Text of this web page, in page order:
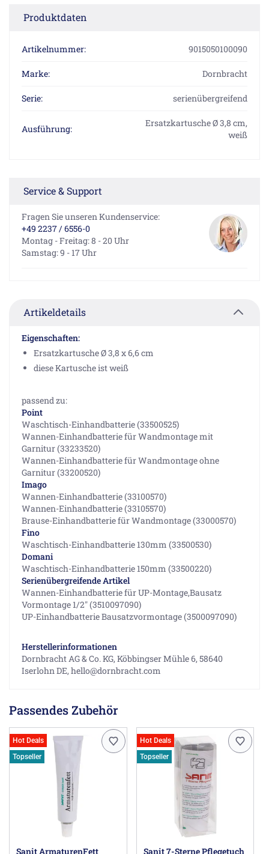
Produktdaten
Artikelnummer: 9015050100090
Marke: Dornbracht
Serie: serienübergreifend
Ausführung:
Ersatzkartusche Ø 3,8 cm,
weiß
Service & Support
Fragen Sie unseren Kundenservice:
+49 2237 / 6556-0
Montag - Freitag: 8 - 20 Uhr
Samstag: 9 - 17 Uhr
Artikeldetails
Eigenschaften:
Ersatzkartusche Ø 3,8 x 6,6 cm
diese Kartusche ist weiß
passend zu:
Point
Waschtisch-Einhandbatterie (33500525)
Wannen-Einhandbatterie für Wandmontage mit
Garnitur (33233520)
Wannen-Einhandbatterie für Wandmontage ohne
Garnitur (33200520)
Imago
Wannen-Einhandbatterie (33100570)
Wannen-Einhandbatterie (33105570)
Brause-Einhandbatterie für Wandmontage (33000570)
Fino
Waschtisch-Einhandbatterie 130mm (33500530)
Domani
Waschtisch-Einhandbatterie 150mm (33500220)
Serienübergreifende Artikel
Wannen-Einhandbatterie für UP-Montage,Bausatz
Vormontage 1/2" (3510097090)
UP-Einhandbatterie Bausatzvormontage (3500097090)
Herstellerinformationen
Dornbracht AG & Co. KG, Köbbingser Mühle 6, 58640
Iserlohn DE, hello@dornbracht.com
Passendes Zubehör
Hot Deals
Topseller
Sanit ArmaturenFett
Hot Deals
Topseller
Sanit 7-Sterne Pflegetuch